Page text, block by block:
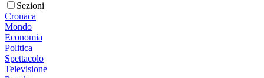
Sezioni
Cronaca
Mondo
Economia
Politica
Spettacolo
Televisione